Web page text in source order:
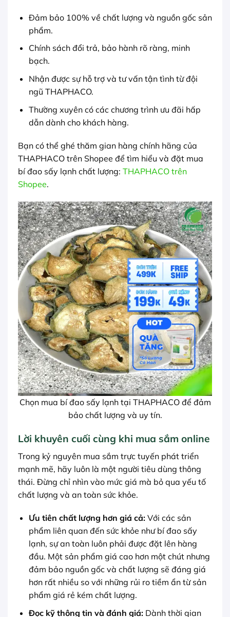
Đảm bảo 100% về chất lượng và nguồn gốc sản
phẩm.
Chính sách đổi trả, bảo hành rõ ràng, minh
bạch.
Nhận được sự hỗ trợ và tư vấn tận tình từ đội
ngũ THAPHACO.
Thường xuyên có các chương trình ưu đãi hấp
dẫn dành cho khách hàng.
Bạn có thể ghé thăm gian hàng chính hãng của
THAPHACO trên Shopee để tìm hiểu và đặt mua
bí đao sấy lạnh chất lượng: THAPHACO trên
Shopee.
Chọn mua bí đao sấy lạnh tại THAPHACO để đảm
bảo chất lượng và uy tín.
Lời khuyên cuối cùng khi mua sắm online
Trong kỷ nguyên mua sắm trực tuyến phát triển
mạnh mẽ, hãy luôn là một người tiêu dùng thông
thái. Đừng chỉ nhìn vào mức giá mà bỏ qua yếu tố
chất lượng và an toàn sức khỏe.
Ưu tiên chất lượng hơn giá cả:Với các sản
phẩm liên quan đến sức khỏe như bí đao sấy
lạnh, sự an toàn luôn phải được đặt lên hàng
đầu. Một sản phẩm giá cao hơn một chút nhưng
đảm bảo nguồn gốc và chất lượng sẽ đáng giá
hơn rất nhiều so với những rủi ro tiềm ẩn từ sản
phẩm giá rẻ kém chất lượng.
Đọc kỹ thông tin và đánh giá:Dành thời gian